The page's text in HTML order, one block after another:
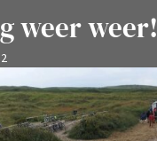
weer weer!